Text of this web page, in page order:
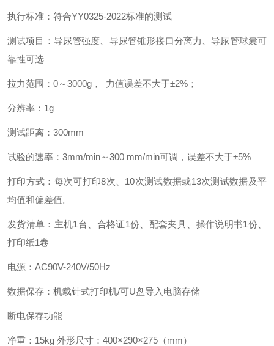
执行标准：符合YY0325-2022标准的测试
测试项目：导尿管强度、导尿管锥形接口分离力、导尿管球囊可
靠性可选
拉力范围：0～3000g， 力值误差不大于±2%；
分辨率：1g
测试距离：300mm
试验的速率：3mm/min～300 mm/min可调，误差不大于±5%
打印方式：每次可打印8次、10次测试数据或13次测试数据及平
均值和偏差值。
发货清单：主机1台、合格证1份、配套夹具、操作说明书1份、
打印纸1卷
电源：AC90V-240V/50Hz
数据保存：机载针式打印机/可U盘导入电脑存储
断电保存功能
净重：15kg 外形尺寸：400×290×275（mm）